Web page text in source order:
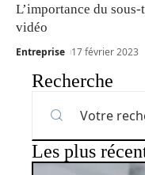
L’importance du
vidéo
Entreprise 17 février 2023
Recherche
Les plus